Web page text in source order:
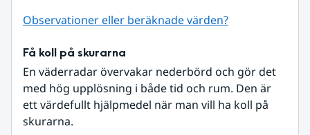
Observationer eller beräknade värden?
Få koll på skurarna
En väderradar övervakar nederbörd och gör det
med hög upplösning i både tid och rum. Den är
ett värdefullt hjälpmedel när man vill ha koll på
skurarna.